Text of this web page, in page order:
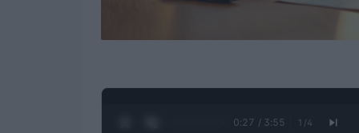
0:28 / 3:55 1 /4